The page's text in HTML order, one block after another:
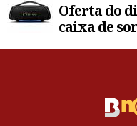
Oferta do
caixa de